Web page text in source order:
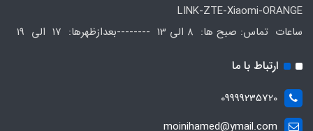
LINK-ZTE-Xiaomi-ORANGE
ساعات تماس: صبح ها: 8 الی 13 --------بعدازظهرها: 17 الی 19
ارتباط با ما
09999235720
moinihamed@ymail.com